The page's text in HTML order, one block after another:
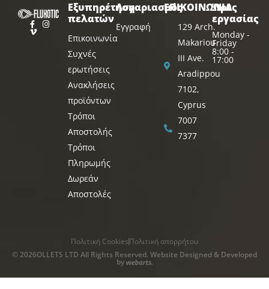
Εξυπηρέτηση
πελατών
Επικοινωνία
Συχνές
ερωτήσεις
Ανακλήσεις
προϊόντων
Τρόποι
Αποστολής
Τρόποι
Πληρωμής
Δωρεάν
Αποστολές
Λογαριασμός
Εγγραφή
ΕΠΙΚΟΙΝΩΝΙΑ
129 Arch.
Makariou
III Ave.
Aradippou
7102,
Cyprus
7007
7377
Ώρες
εργασίας
Monday -
Friday
8:00 -
17:00
© 2026OLLETS LTD All Rights Reserved. Website Designed & Developed
by
Πολιτική CookiesΠολιτική απορρήτου